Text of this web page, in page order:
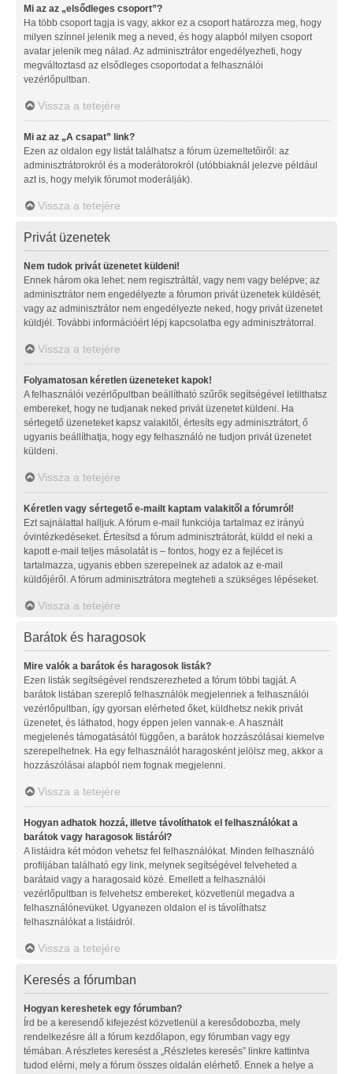
Mi az az „elsődleges csoport”?
Ha több csoport tagja is vagy, akkor ez a csoport határozza meg, hogy
milyen színnel jelenik meg a neved, és hogy alapból milyen csoport
avatar jelenik meg nálad. Az adminisztrátor engedélyezheti, hogy
megváltoztasd az elsődleges csoportodat a felhasználói
vezérlőpultban.
Vissza a tetejére
Mi az az „A csapat” link?
Ezen az oldalon egy listát találhatsz a fórum üzemeltetőiről: az
adminisztrátorokról és a moderátorokról (utóbbiaknál jelezve például
azt is, hogy melyik fórumot moderálják).
Vissza a tetejére
Privát üzenetek
Nem tudok privát üzenetet küldeni!
Ennek három oka lehet: nem regisztráltál, vagy nem vagy belépve; az
adminisztrátor nem engedélyezte a fórumon privát üzenetek küldését;
vagy az adminisztrátor nem engedélyezte neked, hogy privát üzenetet
küldjél. További információért lépj kapcsolatba egy adminisztrátorral.
Vissza a tetejére
Folyamatosan kéretlen üzeneteket kapok!
A felhasználói vezérlőpultban beállítható szűrők segítségével letilthatsz
embereket, hogy ne tudjanak neked privát üzenetet küldeni. Ha
sértegető üzeneteket kapsz valakitől, értesíts egy adminisztrátort, ő
ugyanis beállíthatja, hogy egy felhasználó ne tudjon privát üzenetet
küldeni.
Vissza a tetejére
Kéretlen vagy sértegető e-mailt kaptam valakitől a fórumról!
Ezt sajnálattal halljuk. A fórum e-mail funkciója tartalmaz ez irányú
óvintézkedéseket. Értesítsd a fórum adminisztrátorát, küldd el neki a
kapott e-mail teljes másolatát is – fontos, hogy ez a fejlécet is
tartalmazza, ugyanis ebben szerepelnek az adatok az e-mail
küldőjéről. A fórum adminisztrátora megteheti a szükséges lépéseket.
Vissza a tetejére
Barátok és haragosok
Mire valók a barátok és haragosok listák?
Ezen listák segítségével rendszerezheted a fórum többi tagját. A
barátok listában szereplő felhasználók megjelennek a felhasználói
vezérlőpultban, így gyorsan elérheted őket, küldhetsz nekik privát
üzenetet, és láthatod, hogy éppen jelen vannak-e. A használt
megjelenés támogatásától függően, a barátok hozzászólásai kiemelve
szerepelhetnek. Ha egy felhasználót haragosként jelölsz meg, akkor a
hozzászólásai alapból nem fognak megjelenni.
Vissza a tetejére
Hogyan adhatok hozzá, illetve távolíthatok el felhasználókat a
barátok vagy haragosok listáról?
A listáidra két módon vehetsz fel felhasználókat. Minden felhasználó
profiljában található egy link, melynek segítségével felveheted a
barátaid vagy a haragosaid közé. Emellett a felhasználói
vezérlőpultban is felvehetsz embereket, közvetlenül megadva a
felhasználónevüket. Ugyanezen oldalon el is távolíthatsz
felhasználókat a listáidról.
Vissza a tetejére
Keresés a fórumban
Hogyan kereshetek egy fórumban?
Írd be a keresendő kifejezést közvetlenül a keresődobozba, mely
rendelkezésre áll a fórum kezdőlapon, egy fórumban vagy egy
témában. A részletes keresést a „Részletes keresés” linkre kattintva
tudod elérni, mely a fórum összes oldalán elérhető. Ennek a helye a